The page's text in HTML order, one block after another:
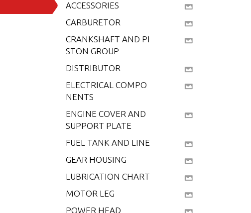
ACCESSORIES
CARBURETOR
CRANKSHAFT AND PI
STON GROUP
DISTRIBUTOR
ELECTRICAL COMPO
NENTS
ENGINE COVER AND
SUPPORT PLATE
FUEL TANK AND LINE
GEAR HOUSING
LUBRICATION CHART
MOTOR LEG
POWER HEAD